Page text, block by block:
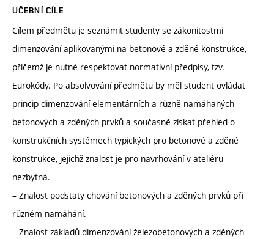
UČEBNÍ CÍLE
Cílem předmětu je seznámit studenty se zákonitostmi
dimenzování aplikovanými na betonové a zděné konstrukce,
přičemž je nutné respektovat normativní předpisy, tzv.
Eurokódy. Po absolvování předmětu by měl student ovládat
princip dimenzování elementárních a různě namáhaných
betonových a zděných prvků a současně získat přehled o
konstrukčních systémech typických pro betonové a zděné
konstrukce, jejichž znalost je pro navrhování v ateliéru
nezbytná.
– Znalost podstaty chování betonových a zděných prvků při
různém namáhání.
– Znalost základů dimenzování železobetonových a zděných